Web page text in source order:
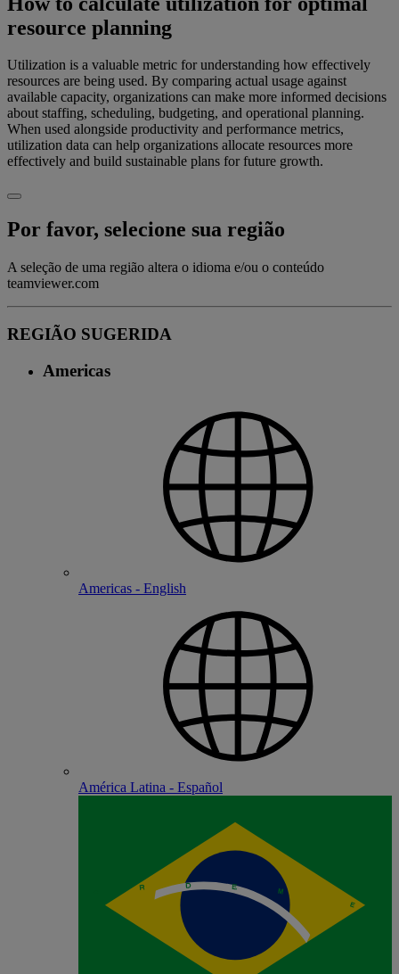
resource planning
Utilization is a valuable metric for understanding how effectively
resources are being used. By comparing actual usage against
available capacity, organizations can make more informed decisions
about staffing, scheduling, budgeting, and operational planning.
When used alongside productivity and performance metrics,
utilization data can help organizations allocate resources more
effectively and build sustainable plans for future growth.
Por favor, selecione sua região
A seleção de uma região altera o idioma e/ou o conteúdo
teamviewer.com
REGIÃO SUGERIDA
Americas
Americas - English
América Latina - Español